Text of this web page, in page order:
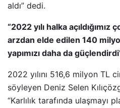
aldı” dedi.
“2022 yılı halka açıldığımız
arzdan elde edilen 140
yapımızı daha da
2022 yılını 516,6 milyon TL
söyleyen Deniz Selen
“Karlılık tarafında ulaşmayı